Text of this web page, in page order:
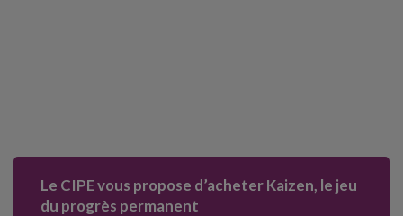
Le CIPE vous propose d’acheter Kaizen, le jeu
du progrès permanent